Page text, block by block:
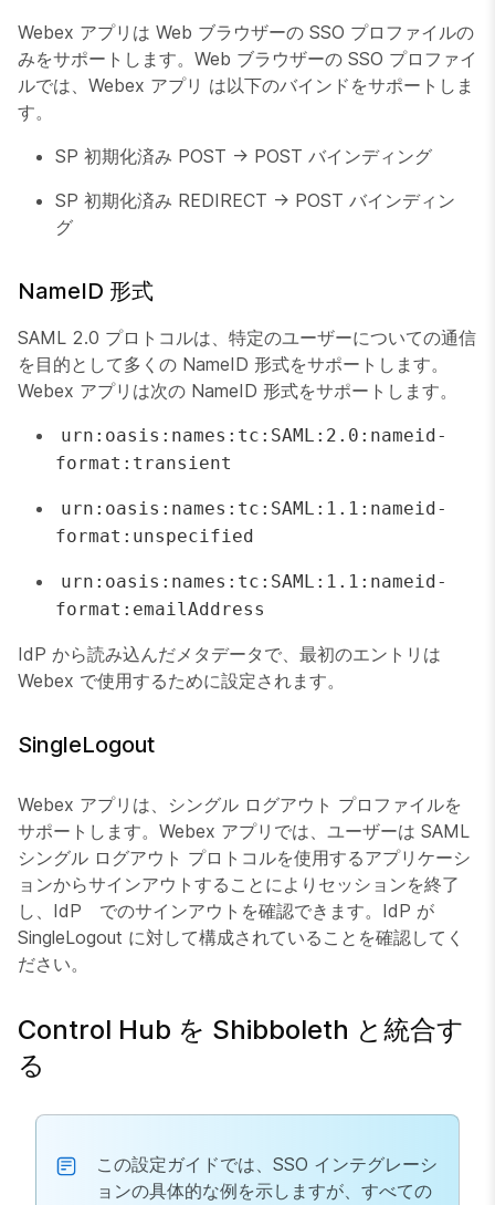
Webex アプリは Web ブラウザーの SSO プロファイルの
みをサポートします。Web ブラウザーの SSO プロファイ
ルでは、Webex アプリ は以下のバインドをサポートしま
す。
SP 初期化済み POST -> POST バインディング
SP 初期化済み REDIRECT -> POST バインディン
グ
NameID 形式
SAML 2.0 プロトコルは、特定のユーザーについての通信
を目的として多くの NameID 形式をサポートします。
Webex アプリは次の NameID 形式をサポートします。
urn:oasis:names:tc:SAML:2.0:nameid-
format:transient
urn:oasis:names:tc:SAML:1.1:nameid-
format:unspecified
urn:oasis:names:tc:SAML:1.1:nameid-
format:emailAddress
IdP から読み込んだメタデータで、最初のエントリは
Webex で使用するために設定されます。
SingleLogout
Webex アプリは、シングル ログアウト プロファイルを
サポートします。Webex アプリでは、ユーザーは SAML
シングル ログアウト プロトコルを使用するアプリケーシ
ョンからサインアウトすることによりセッションを終了
し、IdP でのサインアウトを確認できます。IdP が
SingleLogout に対して構成されていることを確認してく
ださい。
Control Hub を Shibboleth と統合す
る
この設定ガイドでは、SSO インテグレーシ
ョンの具体的な例を示しますが、すべての